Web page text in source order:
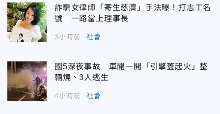
詐騙女律師「寄生慈濟」手法曝！打志工名
號 一路當上理事長
3小時前 社會
國5深夜事故 車開一開「引擎蓋起火」整
輛燒、3人逃生
4小時前 社會